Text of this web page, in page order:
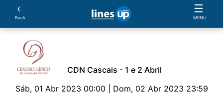
‹
Back
☰
MENU
CDN Cascais - 1 e 2 Abril
Sáb, 01 Abr 2023 00:00 | Dom, 02 Abr 2023 23:59